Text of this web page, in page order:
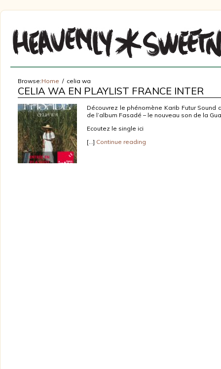
Browse:Home celia wa
CELIA WA EN PLAYLIST FRANCE INTER
Découvrez le phénomène Karib Futur Sound
de l’album Fasadé – le nouveau son de la
Ecoutez le single ici
[…] Continue reading